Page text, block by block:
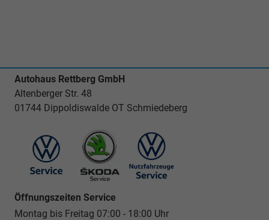
Autohaus Rettberg GmbH
Altenberger Str. 48
01744 Dippoldiswalde OT Schmiedeberg
Öffnungszeiten Service
Montag bis Freitag 07:00 - 18:00 Uhr